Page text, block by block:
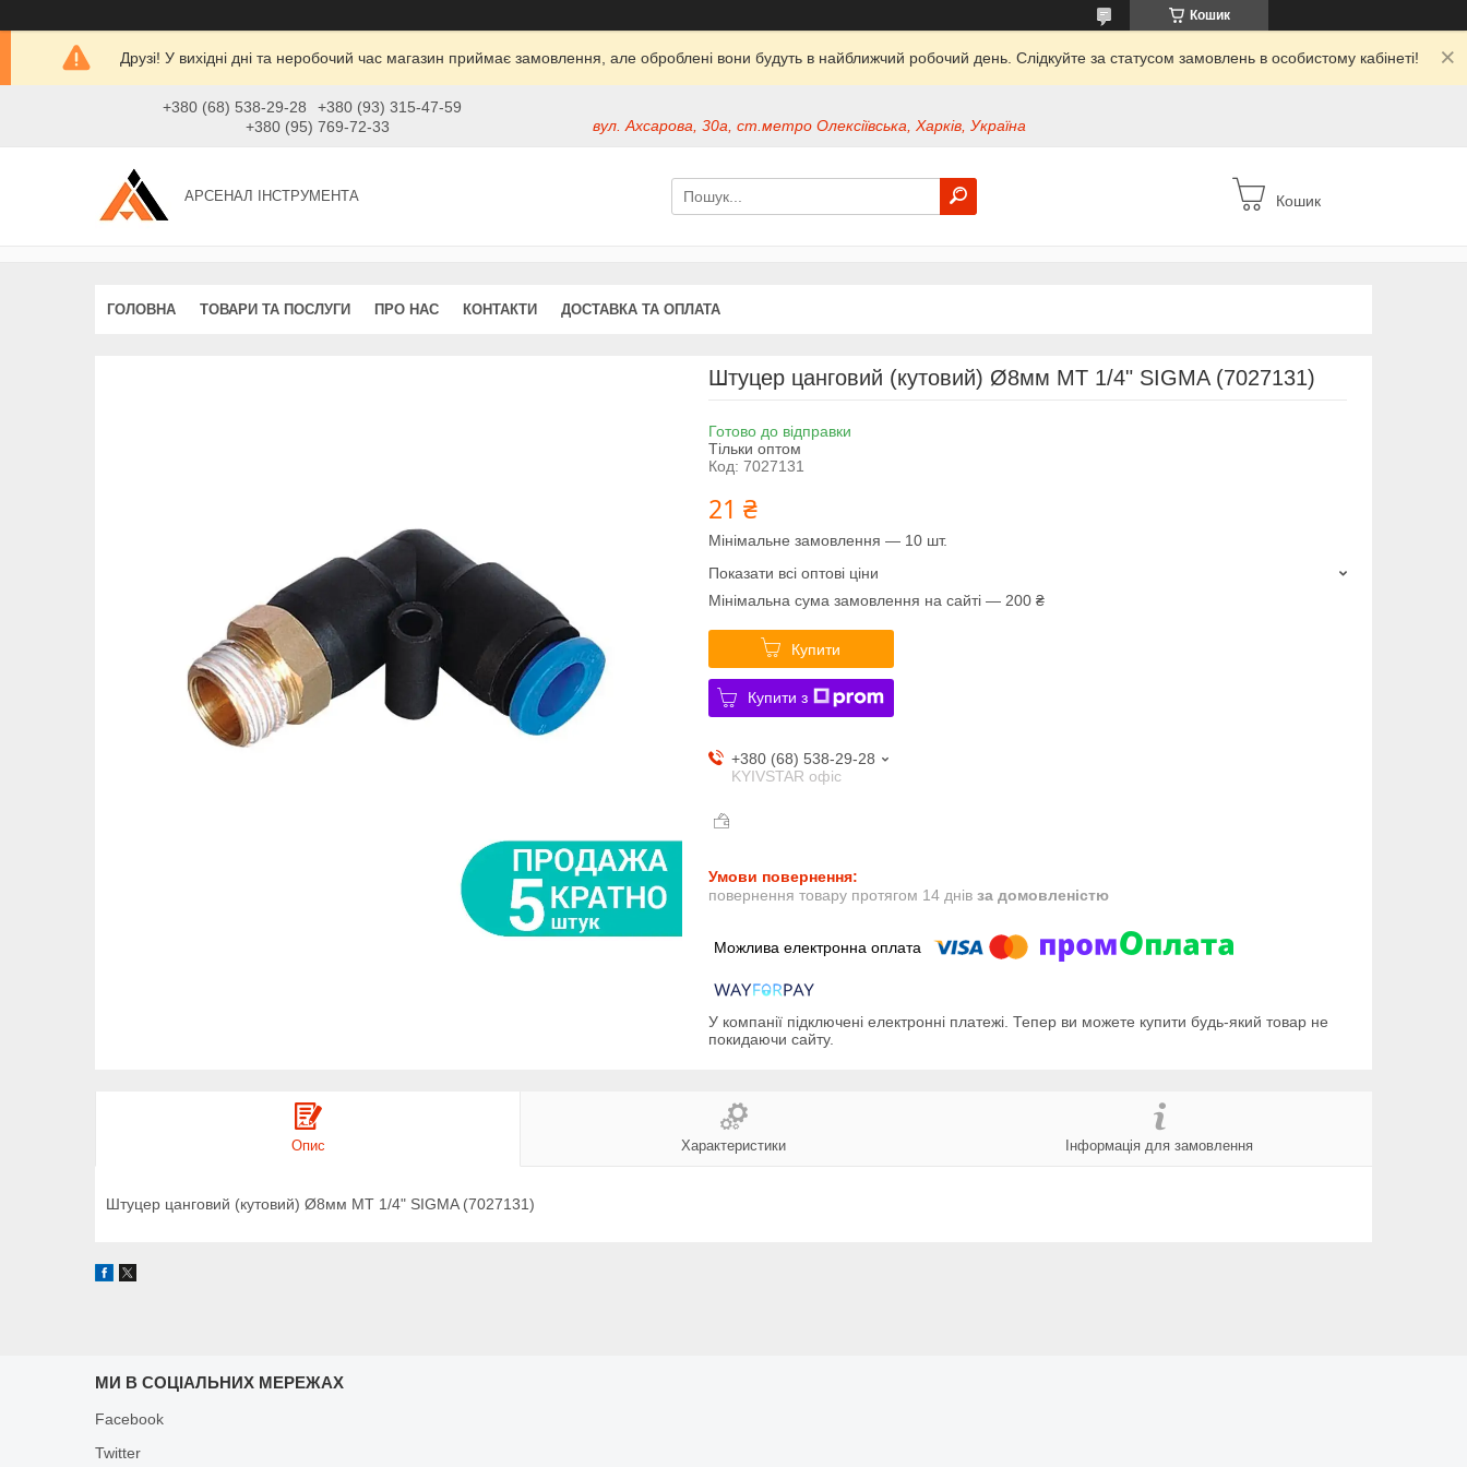
Кошик
Друзі! У вихідні дні та неробочий час магазин приймає замовлення, але оброблені вони будуть в найближчий робочий день. Слідкуйте за статусом замовлень в особистому кабінеті!
+380 (68) 538-29-28
+380 (93) 315-47-59
+380 (95) 769-72-33
вул. Ахсарова, 30а, ст.метро Олексіївська, Харків, Україна
АРСЕНАЛ ІНСТРУМЕНТА Кошик
ГОЛОВНА ТОВАРИ ТА ПОСЛУГИ ПРО НАС КОНТАКТИ ДОСТАВКА ТА ОПЛАТА
Штуцер цанговий (кутовий) Ø8мм МТ 1/4" SIGMA (7027131)
Готово до відправки
Тільки оптом
Код: 7027131
21 ₴
Мінімальне замовлення — 10 шт.
Показати всі оптові ціни
Мінімальна сума замовлення на сайті — 200 ₴
Купити
Купити з
+380 (68) 538-29-28
KYIVSTAR офіс
повернення товару протягом 14 днів за домовленістю
У компанії підключені електронні платежі. Тепер ви можете купити будь-який товар не
покидаючи сайту.
Опис Характеристики Інформація для замовлення
Штуцер цанговий (кутовий) Ø8мм МТ 1/4" SIGMA (7027131)
МИ В СОЦІАЛЬНИХ МЕРЕЖАХ
Facebook
Twitter